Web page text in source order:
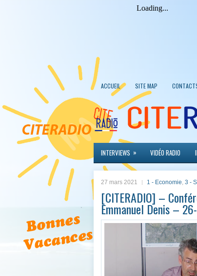
ACCUEIL SITE MAP
INTERVIEWS » VIDÉO RADIO
27 mars 2021 1 - Economie, 3 -
[CITERADIO] –
Emmanuel Denis –